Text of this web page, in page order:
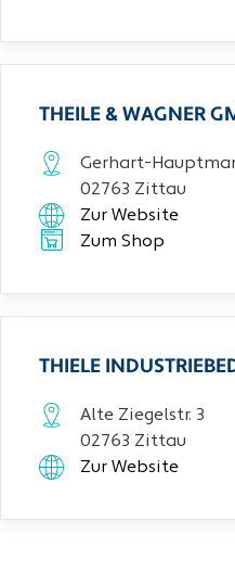
THEILE & WAGNER
Gerhart-
02763 Zittau
Zur Website
Zum Shop
THIELE
Alte Ziegelstr. 3
02763 Zittau
Zur Website